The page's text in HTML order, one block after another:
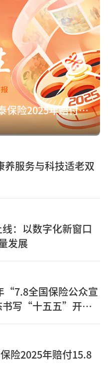
数智赋能+温情服务 信泰保险2025年赔付15.8亿元诠释保险初心
养服务与科技适老双
：以数字化新窗口
发展
“7.8全国保险公众宣
书写“十五五”开局
险2025年赔付15.8